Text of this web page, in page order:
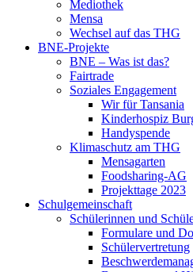
Mediothek
Mensa
Wechsel auf das THG
BNE-Projekte
BNE – Was ist das?
Fairtrade
Soziales Engagement
Wir für Tansania
Kinderhospiz
Handyspende
Klimaschutz am THG
Mensagarten
Foodsharing-AG
Projekttage 2023
Schulgemeinschaft
Schülerinnen und
Formulare und
Schülervertretung